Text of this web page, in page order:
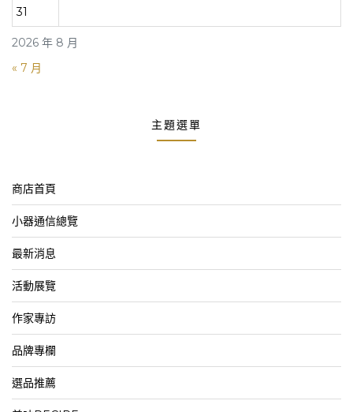
2026 年 8 月
31
« 7 月
主題選單
商店首頁
小器通信總覽
最新消息
活動展覽
作家專訪
品牌專欄
選品推薦